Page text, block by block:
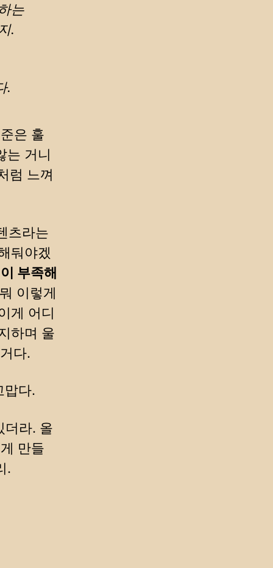
는
.
.
은 훌
는 거니
럼 느껴
츠라는
둬야겠
부족해
이렇게
게 어디
하며 울
다.
맙다.
더라. 올
만들
.